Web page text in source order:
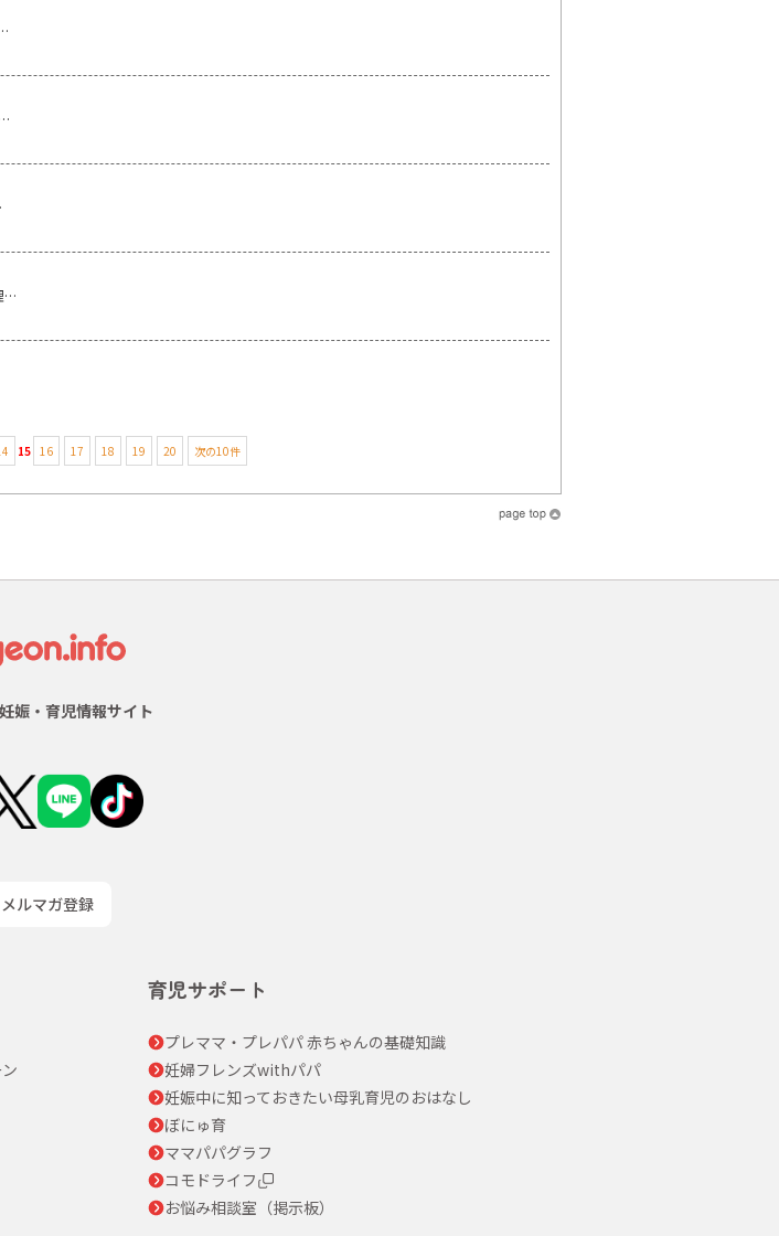
…
15 16 17 18 19 20 次の10件
娠・育児情報サイト
メルマガ登録
育児サポート
プレママ・プレパパ 赤ちゃんの基礎知識
妊婦フレンズwithパパ
妊娠中に知っておきたい母乳育児のおはなし
ぼにゅ育
ママパパグラフ
コモドライフ
お悩み相談室（掲示板）